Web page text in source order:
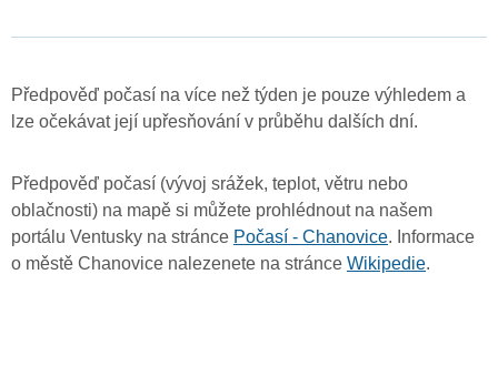
Předpověď počasí na více než týden je pouze výhledem a
lze očekávat její upřesňování v průběhu dalších dní.
Předpověď počasí (vývoj srážek, teplot, větru nebo
oblačnosti) na mapě si můžete prohlédnout na našem
portálu Ventusky na stránce Počasí - Chanovice. Informace
o městě Chanovice nalezenete na stránce Wikipedie.